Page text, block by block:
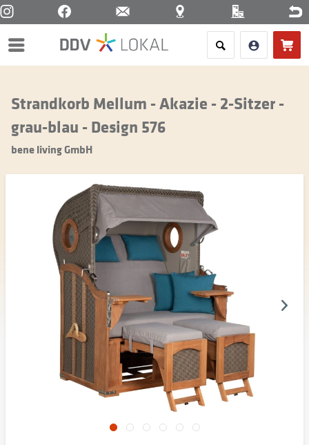
Menü
Strandkorb Mellum - Akazie - 2-Sitzer -
grau-blau - Design 576
bene living GmbH